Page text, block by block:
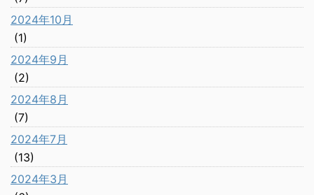
2024年10月
(1)
2024年9月
(2)
2024年8月
(7)
2024年7月
(13)
2024年3月